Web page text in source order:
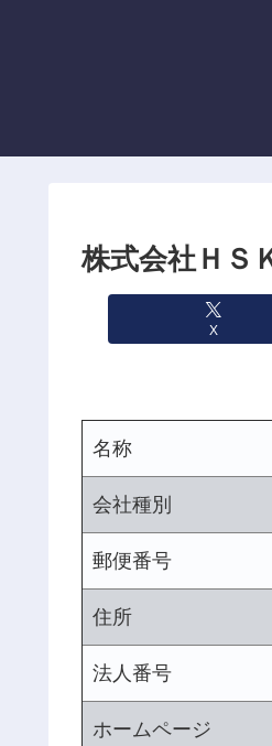
株式会社ＨＳ
X
名称
会社種別
郵便番号
住所
法人番号
ホームページ